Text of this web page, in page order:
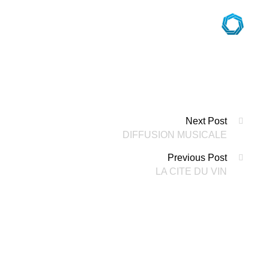
navigation
articles
Next Post
DIFFUSION MUSICALE
Previous Post
LA CITE DU VIN